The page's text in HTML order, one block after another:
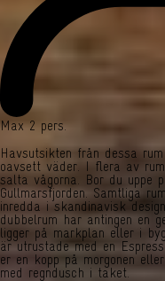
Max 2 pers.
Havsutsikten från dessa
oavsett väder. I flera av
salta vågorna. Bor du uppe
Gullmarsfjorden. Samtliga
inredda i skandinavisk
dubbelrum har antingen en
ligger på markplan eller i
är utrustade med en
er en kopp på morgonen
med regndusch i taket.